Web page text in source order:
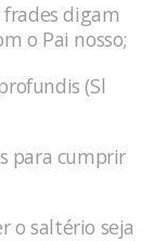
frades digam
o Pai nosso;
(Sl
para cumprir
o saltério seja